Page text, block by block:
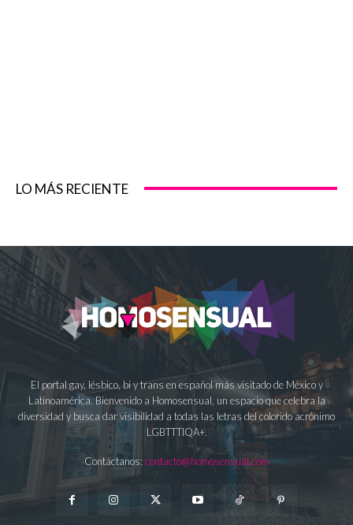
LO MÁS RECIENTE
El portal gay, lésbico, bi y trans en español más visitado de México y
Latinoamérica. Bienvenido a Homosensual, un espacio que celebra la
diversidad y busca dar visibilidad a todas las letras del colorido acrónimo
LGBTTTIQA+.
Contáctanos: contacto@homosensual.com